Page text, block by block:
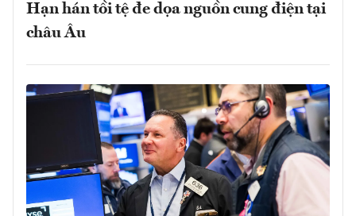
Hạn hán tồi tệ đe dọa nguồn cung điện tại
châu Âu